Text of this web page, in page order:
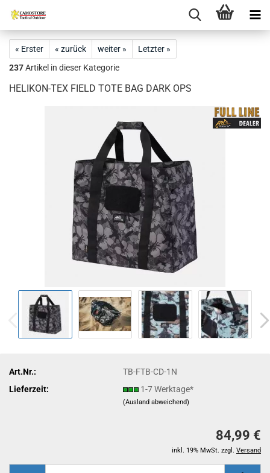
« Erster « zurück weiter »
Letzter »
237Artikel in dieser Kategorie
HELIKON-TEX FIELD TOTE BAG DARK OPS
Art.Nr.:
TB-FTB-CD-1N
Lieferzeit:
1-7 Werktage*
(Ausland abweichend)
84,99 €
inkl. 19% MwSt. zzgl. Versand